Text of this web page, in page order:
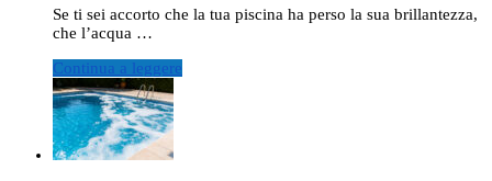
Se ti sei accorto che la tua piscina ha perso la sua brillantezza,
che l’acqua …
Continua a leggere